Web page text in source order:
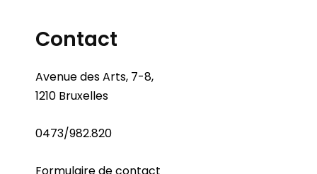
Contact
Avenue des Arts, 7-8,
1210 Bruxelles
0473/982.820